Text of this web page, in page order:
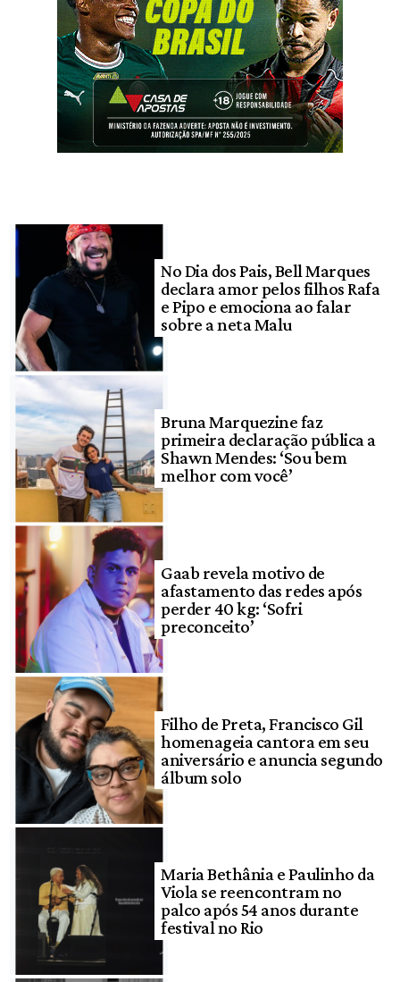
No Dia dos Pais, Bell Marques
declara amor pelos filhos Rafa
e Pipo e emociona ao falar
sobre a neta Malu
Bruna Marquezine faz
primeira declaração pública a
Shawn Mendes: ‘Sou bem
melhor com você’
Gaab revela motivo de
afastamento das redes após
perder 40 kg: ‘Sofri
preconceito’
Filho de Preta, Francisco Gil
homenageia cantora em seu
aniversário e anuncia segundo
álbum solo
Maria Bethânia e Paulinho da
Viola se reencontram no
palco após 54 anos durante
festival no Rio